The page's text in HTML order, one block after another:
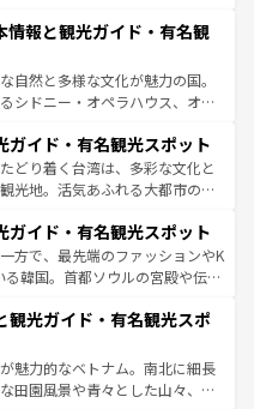
リカの各地域で異なる魅力を楽
豊かな歴史を感じることができ
リップや列車の旅も、アメリカ
、新着のアメリカ
照してほしい。
、定番の観光地といえばオアフ
るならマウイ島やカウアイ島が
ーンに輝く海をはじめ、豊かな
。「アロハスピリット」と呼ば
ードやハワイアンミュージッ
ど、すべてがハワイの魅力を彩
しい発見と感動が待っているハ
てほしい。
情報と観光ガイド・有名観
自然と多様な文化が魅力の国。
シドニー・オペラハウス、オー
そびえるウルル（エアーズロッ
原生林やケアンズの熱帯雨林な
また、カフェやワイン、オージ
実しており、サーフィンやダイ
アウトドア好きにはたまらな
な魅力を存分に味わいつくそ
ガイド・有名観光スポット
どり着く台湾は、多彩な文化と
光地。活気あふれる大都市の台
ある台湾東部など、都市の喧騒
おり、訪れる人に新しい発見と
また、奥深い台湾の食文化も魅
ツなど、バラエティ豊かな料理
ガイド・有名観光スポット
方で、最先端のファッションやK
韓国。首都ソウルの宮殿や伝統
季折々の自然美を楽しむことが
焼肉、絶品のストリートフード
が待っている。夜には、韓国な
能できる。あたたかいホスピタ
観光ガイド・有名観光スポ
魅力的なベトナム。南北に細長
田園風景や青々とした山々、世